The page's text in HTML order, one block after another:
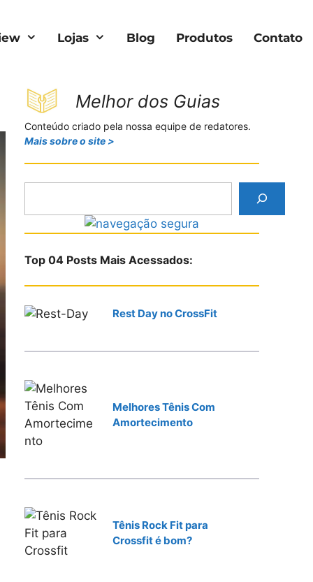
Lojas Blog Produtos Contato
Melhor dos Guias
Conteúdo criado pela nossa equipe de redatores.
Mais sobre o site >
u
a
Top 04 Posts Mais Acessados:
Rest Day no CrossFit
Melhores Tênis Com
Amortecimento
Tênis Rock Fit para
Crossfit é bom?